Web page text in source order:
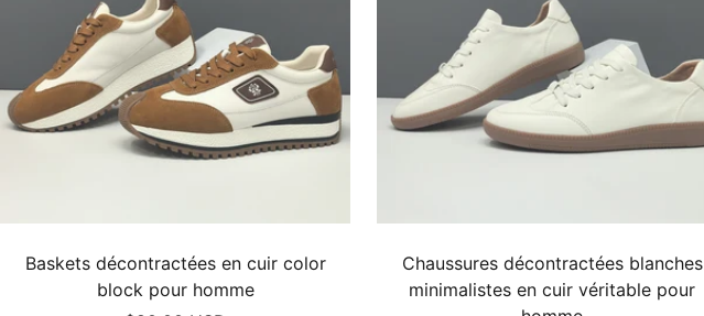
Baskets décontractées en cuir color
block pour homme
Chaussures décontractées blanches
minimalistes en cuir véritable pour